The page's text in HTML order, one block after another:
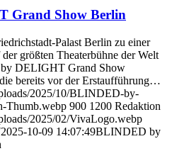
Grand Show Berlin
Palast Berlin zu einer
größten Theaterbühne der Welt
DELIGHT Grand Show
bereits vor der Erstaufführung…
2025/10/BLINDED-by-
Thumb.webp 900 1200 Redaktion
2025/02/VivaLogo.webp
2025-10-09 14:07:49BLINDED by